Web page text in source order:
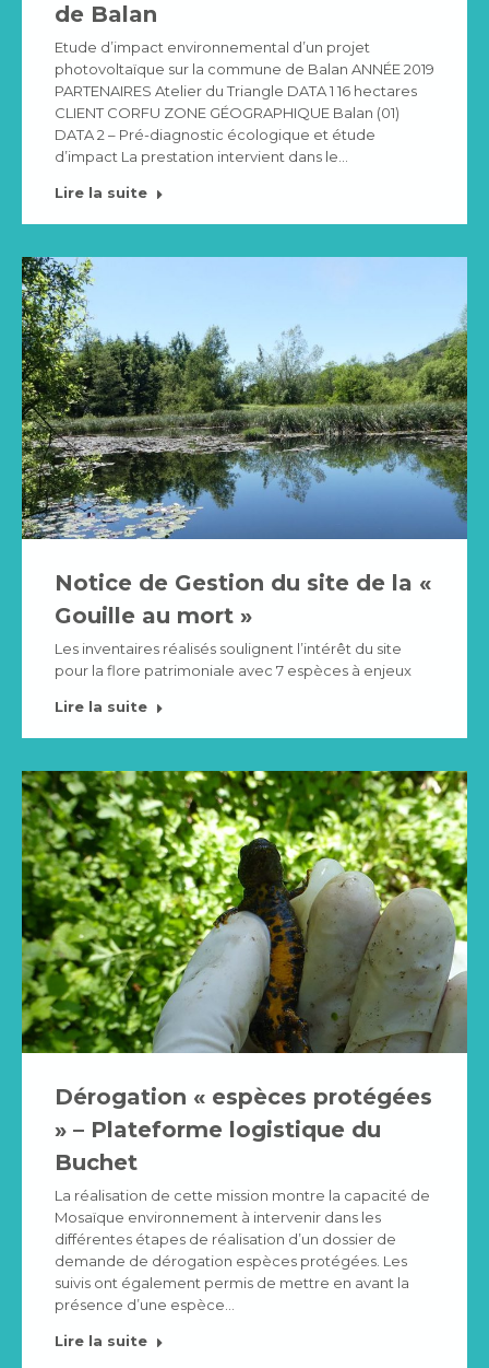
de Balan
Etude d’impact environnemental d’un projet
photovoltaïque sur la commune de Balan ANNÉE 2019
PARTENAIRES Atelier du Triangle DATA 1 16 hectares
CLIENT CORFU ZONE GÉOGRAPHIQUE Balan (01)
DATA 2 – Pré-diagnostic écologique et étude
d’impact La prestation intervient dans le…
Lire la suite
Notice de Gestion du site de la «
Gouille au mort »
Les inventaires réalisés soulignent l’intérêt du site
pour la flore patrimoniale avec 7 espèces à enjeux
Lire la suite
Dérogation « espèces protégées
» – Plateforme logistique du
Buchet
La réalisation de cette mission montre la capacité de
Mosaïque environnement à intervenir dans les
différentes étapes de réalisation d’un dossier de
demande de dérogation espèces protégées. Les
suivis ont également permis de mettre en avant la
présence d’une espèce…
Lire la suite